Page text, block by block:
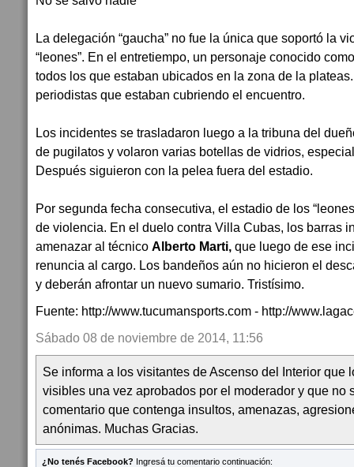
La delegación “gaucha” no fue la única que soportó la
“leones”. En el entretiempo, un personaje conocido
todos los que estaban ubicados en la zona de la
periodistas que estaban cubriendo el encuentro.
Los incidentes se trasladaron luego a la tribuna del
de pugilatos y volaron varias botellas de vidrios,
Después siguieron con la pelea fuera del estadio.
Por segunda fecha consecutiva, el estadio de los
de violencia. En el duelo contra Villa Cubas, los barras
amenazar al técnico Alberto Marti, que luego de ese
renuncia al cargo. Los bandeños aún no hicieron el
y deberán afrontar un nuevo sumario. Tristísimo.
Fuente: http://www.tucumansports.com - http://
Sábado 08 de noviembre de 2014, 11:56
Se informa a los visitantes de Ascenso del Interior que
visibles una vez aprobados por el moderador y que no
comentario que contenga insultos, amenazas,
anónimas. Muchas Gracias.
¿No tenés Facebook? Ingresá tu comentario continuación: